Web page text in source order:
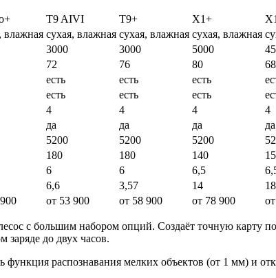
T9 AIVI T9+ X1+
влажная сухая, влажная сухая, влажная сухая, влажная
3000 3000 5000
72 76 80
68
есть есть есть
есть есть есть
4 4 4
4
да да да
да
5200 5200 5200
180 180 140
6 6 6,5
6,6 3,57 14
от 53 900 от 58 900 от 78 900
с большим набором опций. Создаёт точную карту
заряде до двух часов.
распознавания мелких объектов (от 1 мм) и